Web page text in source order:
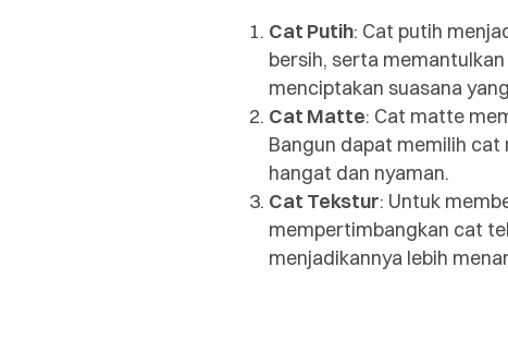
Cat Putih: Cat putih
bersih, serta
menciptakan suasana
Cat Matte: Cat matte
Bangun dapat memilih
hangat dan nyaman.
Cat Tekstur: Untuk
mempertimbangkan cat
menjadikannya lebih